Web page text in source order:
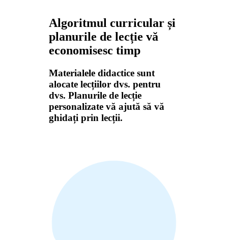
Algoritmul curricular și
planurile de lecție vă
economisesc timp
Materialele didactice sunt
alocate lecțiilor dvs. pentru
dvs. Planurile de lecție
personalizate vă ajută să vă
ghidați prin lecții.